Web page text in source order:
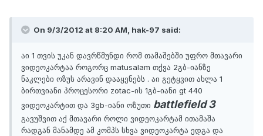
On 9/3/2012 at 8:20 AM, hak-97 said:
აი 1 თვის უკან დავრწმუნდი რომ თამაშებში უფრო მთავარი
ვიდეოკარტაა როგორც matusalam თქვა 2გბ-იანზე
ნაკლები ოზუს არავინ დააყენებს . აი გეტყვით ახლა 1
ბირთვიანი პროცესორი zotac-ის 1გბ-იანი gt 440
ვიდეოკარტით და 3gb-იანი ოზუთი battlefield 3
გავუშვით აქ მთავარი როლი ვიდეოკარტამ ითამაშა
რადგან მანამდე ამ კომპს სხვა ვიდეოკარტა ედგა და